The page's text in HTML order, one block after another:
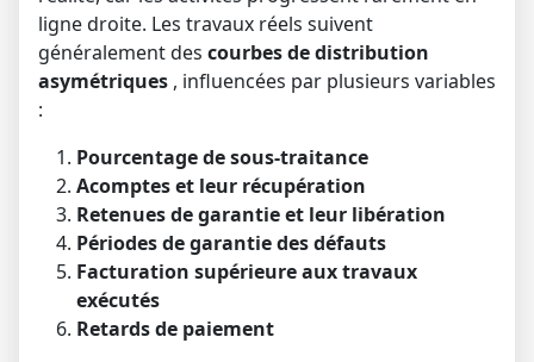
ligne droite. Les travaux réels suivent
généralement des courbes de distribution
asymétriques , influencées par plusieurs variables
:
Pourcentage de sous-traitance
Acomptes et leur récupération
Retenues de garantie et leur libération
Périodes de garantie des défauts
Facturation supérieure aux travaux
exécutés
Retards de paiement